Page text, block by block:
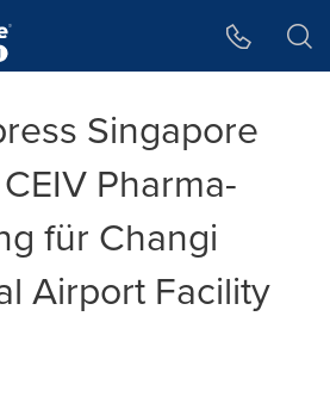
Singapore
Pharma-
für Changi
Airport Facility